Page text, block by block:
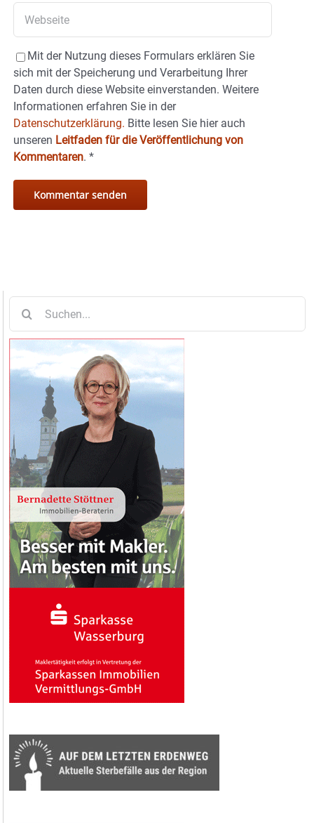
Mit der Nutzung dieses Formulars erklären Sie
sich mit der Speicherung und Verarbeitung Ihrer
Daten durch diese Website einverstanden. Weitere
Informationen erfahren Sie in der
Datenschutzerklärung. Bitte lesen Sie hier auch
unseren Leitfaden für die Veröffentlichung von
Kommentaren. *
nach: